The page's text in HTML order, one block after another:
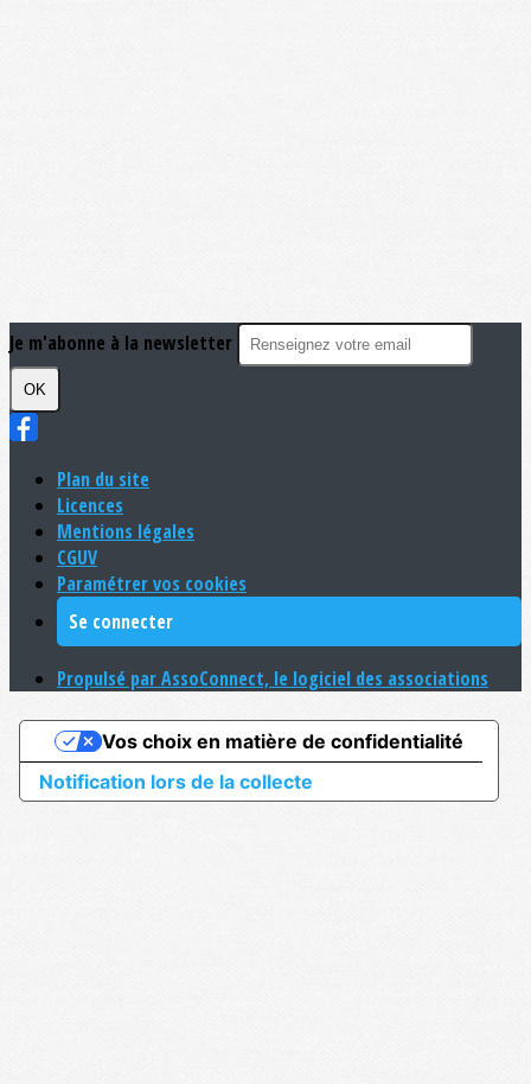
Je m'abonne à la newsletter
OK
Plan du site
Licences
Mentions légales
CGUV
Paramétrer vos cookies
Se connecter
Propulsé par AssoConnect, le logiciel des associations
Notification lors de la collecte
Vos choix en matière de confidentialité